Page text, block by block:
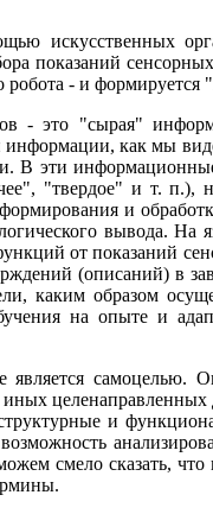
искусственных
показаний
- и
- это "сырая"
как мы
В эти
"твердое" и т.
и
вывода. На
от показаний
(описаний) в
каким образом
на опыте и
самоцелью.
и
смело сказать, что